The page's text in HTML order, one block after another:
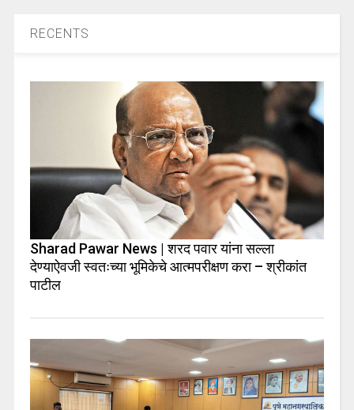
RECENTS
Sharad Pawar News | शरद पवार यांना सल्ला
देण्याऐवजी स्वतःच्या भूमिकेचे आत्मपरीक्षण करा – श्रीकांत
पाटील